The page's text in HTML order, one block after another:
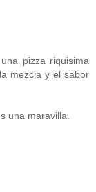
pizza riquisima
mezcla y el sabor
una maravilla.